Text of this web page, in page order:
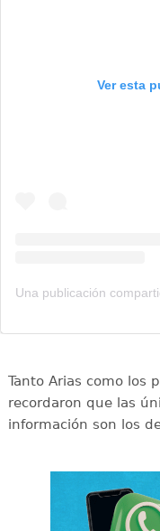
Ver esta
Tanto Arias como los
recordaron que las
información son los